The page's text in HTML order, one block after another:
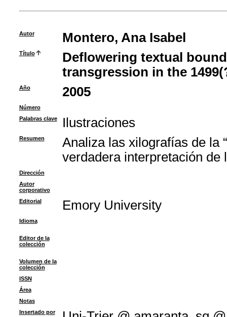
Autor Montero, Ana Isabel
Título
Deflowering textual
transgression in the
Año 2005
Número
Palabras clave
Ilustraciones
Resumen
Analiza las xilografías de la
verdadera interpretación de
Dirección
Autor
corporativo
Editorial
Emory University
Idioma
Editor de la
colección
Volumen de la
colección
ISSN
Área
Notas
Insertado por